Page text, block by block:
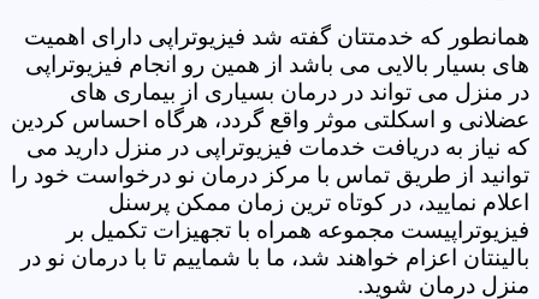
همانطور که خدمتتان گفته شد فیزیوتراپی دارای اهمیت
های بسیار بالایی می باشد از همین رو انجام فیزیوتراپی
در منزل می تواند در درمان بسیاری از بیماری های
عضلانی و اسکلتی موثر واقع گردد، هرگاه احساس کردین
که نیاز به دریافت خدمات فیزیوتراپی در منزل دارید می
توانید از طریق تماس با مرکز درمان نو درخواست خود را
اعلام نمایید، در کوتاه ترین زمان ممکن پرسنل
فیزیوتراپیست مجموعه همراه با تجهیزات تکمیل بر
بالینتان اعزام خواهند شد، ما با شماییم تا با درمان نو در
منزل درمان شوید.